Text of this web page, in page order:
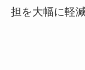
担を大幅に軽